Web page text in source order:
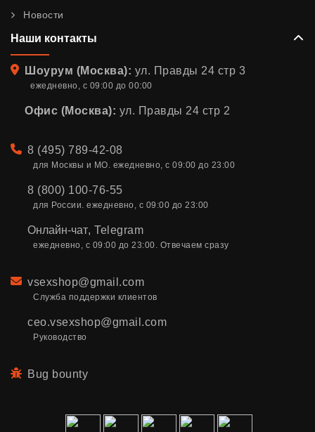
Новости
Наши контакты
Адрес
Шоурум (Москва): ул. Правды 24 стр 3
ежедневно, с 09:00 до 00:00
Офис (Москва): ул. Правды 24 стр 2
Телефон
8 (495) 789-42-08
для Москвы и МО. ежедневно, с 09:00 до 23:00
8 (800) 100-76-55
для России. ежедневно, с 09:00 до 23:00
Онлайн-чат, Telegram
ежедневно, с 09:00 до 23:00. Отвечаем сразу
Email
vsexshop@gmail.com
Служба поддержки клиентов
ceo.vsexshop@gmail.com
Руководство
Bug bounty